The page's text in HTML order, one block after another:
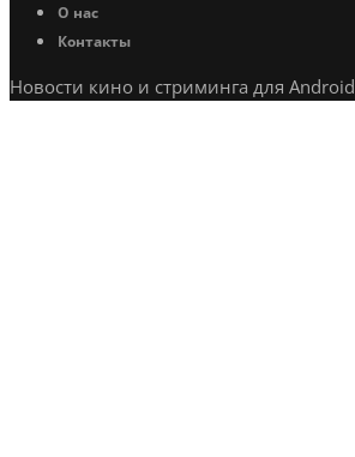
О нас
Контакты
Новости кино и стриминга для Android